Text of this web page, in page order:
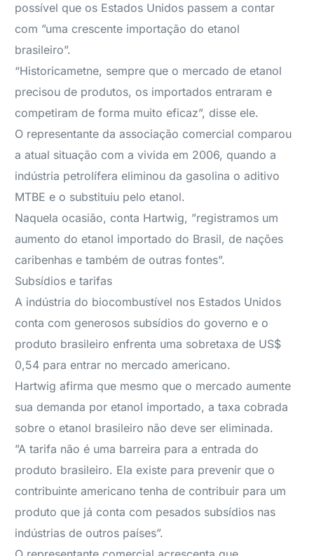
possível que os Estados Unidos passem a contar
com ”uma crescente importação do etanol
brasileiro”.
“Historicametne, sempre que o mercado de etanol
precisou de produtos, os importados entraram e
competiram de forma muito eficaz”, disse ele.
O representante da associação comercial comparou
a atual situação com a vivida em 2006, quando a
indústria petrolífera eliminou da gasolina o aditivo
MTBE e o substituiu pelo etanol.
Naquela ocasião, conta Hartwig, ”registramos um
aumento do etanol importado do Brasil, de nações
caribenhas e também de outras fontes”.
Subsídios e tarifas
A indústria do biocombustível nos Estados Unidos
conta com generosos subsídios do governo e o
produto brasileiro enfrenta uma sobretaxa de US$
0,54 para entrar no mercado americano.
Hartwig afirma que mesmo que o mercado aumente
sua demanda por etanol importado, a taxa cobrada
sobre o etanol brasileiro não deve ser eliminada.
”A tarifa não é uma barreira para a entrada do
produto brasileiro. Ela existe para prevenir que o
contribuinte americano tenha de contribuir para um
produto que já conta com pesados subsídios nas
indústrias de outros países”.